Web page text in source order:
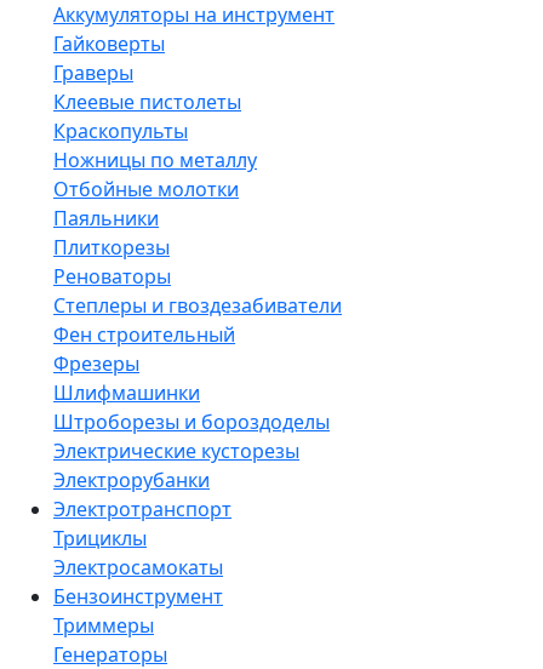
Аккумуляторы на инструмент
Гайковерты
Граверы
Клеевые пистолеты
Краскопульты
Ножницы по металлу
Отбойные молотки
Паяльники
Плиткорезы
Реноваторы
Степлеры и гвоздезабиватели
Фен строительный
Фрезеры
Шлифмашинки
Штроборезы и бороздоделы
Электрические кусторезы
Электрорубанки
Электротранспорт
Трициклы
Электросамокаты
Бензоинструмент
Триммеры
Генераторы